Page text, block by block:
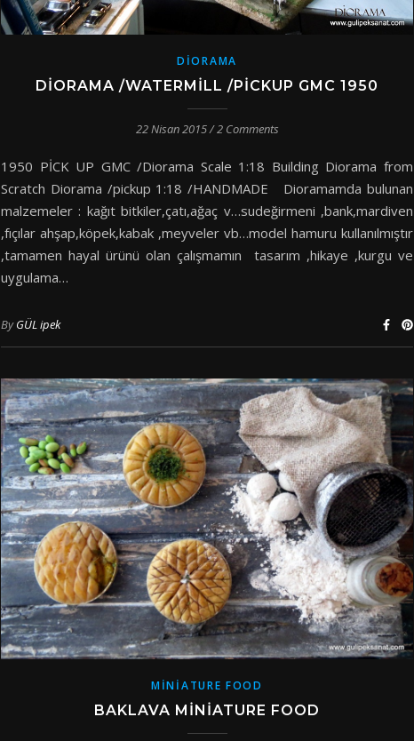
DIORAMA
DIORAMA /WATERMILL /PICKUP GMC 1950
22 Nisan 2015/2 Comments
1950 PİCK UP GMC /Diorama Scale 1:18 Building Diorama from
Scratch Diorama /pickup 1:18 /HANDMADE Dioramamda bulunan
malzemeler : kağıt bitkiler,çatı,ağaç v…sudeğirmeni ,bank,mardiven
,fıçılar ahşap,köpek,kabak ,meyveler vb…model hamuru kullanılmıştır
,tamamen hayal ürünü olan çalışmamın tasarım ,hikaye ,kurgu ve
uygulama…
ByGÜL ipek
MINIATURE FOOD
BAKLAVA MINIATURE FOOD